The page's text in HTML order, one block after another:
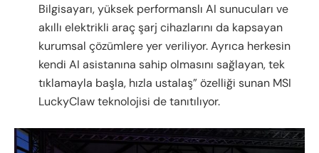
Bilgisayarı, yüksek performanslı AI sunucuları ve
akıllı elektrikli araç şarj cihazlarını da kapsayan
kurumsal çözümlere yer veriliyor. Ayrıca herkesin
kendi AI asistanına sahip olmasını sağlayan, tek
tıklamayla başla, hızla ustalaş” özelliği sunan MSI
LuckyClaw teknolojisi de tanıtılıyor.